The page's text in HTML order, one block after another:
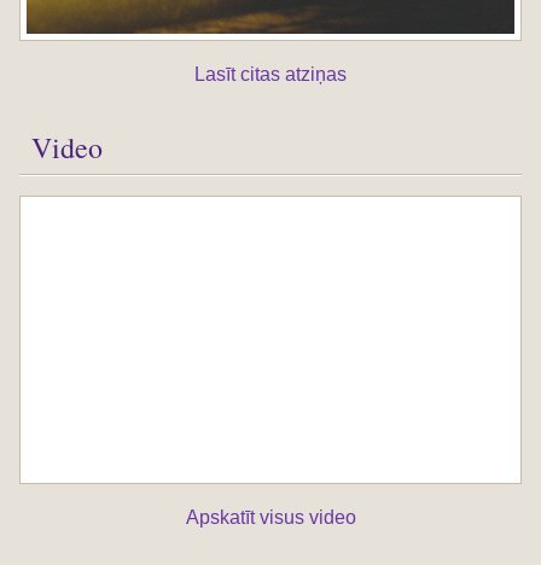
Lasīt citas atziņas
Video
Apskatīt visus video